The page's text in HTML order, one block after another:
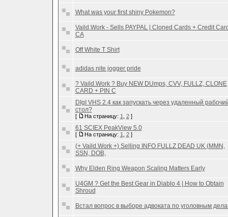
What was your first shiny Pokemon?
Vaild.Work - Sells PAYPAL | Cloned Cards + Credit
CA
Off White T Shirt
adidas nite jogger pride
? Vaild.Work ? Buy NEW DUmps, CVV, FULLZ, CLONE
CARD + PIN C
DIgI VHS 2.4 как запускать через удаленный
стол?
[ На страницу: 1 2]
61 SCIEX PeakView 5.0
[ На страницу: 1 2]
(+ Vaild.Work +) Selling INFO FULLZ DEAD UK (MMN,
SSN, DOB,
Why Elden Ring Weapon Scaling Matters Early
U4GM ? Get the Best Gear in Diablo 4 | How to Obtain
Shroud
Встал вопрос в выборе адвоката по уголовным